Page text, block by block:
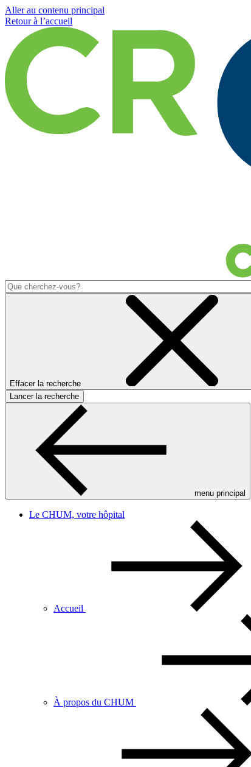
Aller au contenu principal
Retour à l’accueil
Effacer la recherche
Lancer la recherche
menu principal
Le CHUM, votre hôpital
Accueil
À propos du CHUM